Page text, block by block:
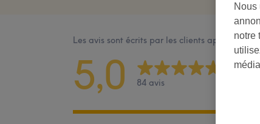
Les avis sont écrits par les clients après leur
5,0 84 avis
Nous
notre